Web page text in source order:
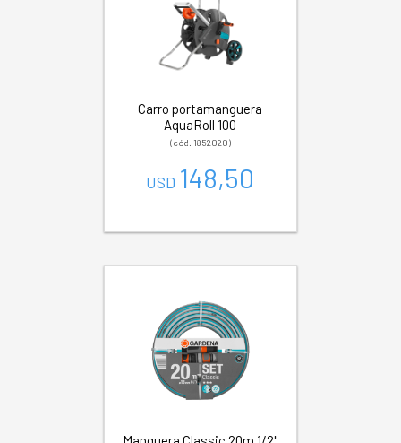
Carro portamanguera
AquaRoll 100
(cód. 1852020)
USD 148,50